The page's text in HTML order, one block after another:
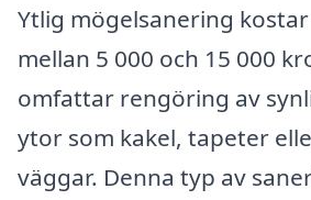
Ytlig mögelsanering
mellan 5 000 och 15 000
omfattar rengöring av
ytor som kakel, tapeter
väggar. Denna typ av